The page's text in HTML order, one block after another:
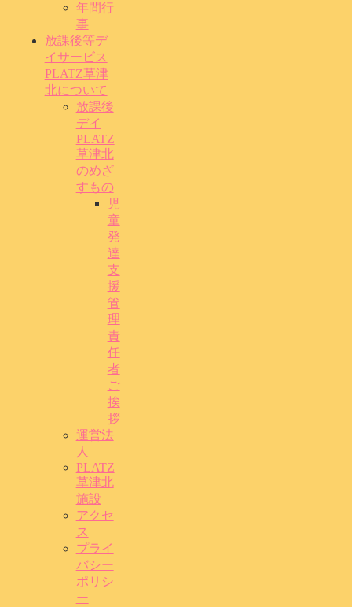
年間行
事
放課後等デ
イサービス
PLATZ草津
北について
放課後
デイ
PLATZ
草津北
のめざ
すもの
児
童
発
達
支
援
管
理
責
任
者
ご
挨
拶
運営法
人
PLATZ
草津北
施設
アクセ
ス
プライ
バシー
ポリシ
ー